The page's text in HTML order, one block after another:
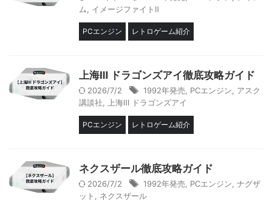
ム
イメージファイトⅡ
PCエンジン レトロゲーム紹介
上海Ⅲ ドラゴンズアイ徹底攻略ガイド
2026/7/2 1992年発売 PCエンジン
アスク
講談社
上海Ⅲ ドラゴンズアイ
PCエンジン レトロゲーム紹介
ネクスザール徹底攻略ガイド
2026/7/2 1992年発売 PCエンジン ナグザ
ット
ネクスザール